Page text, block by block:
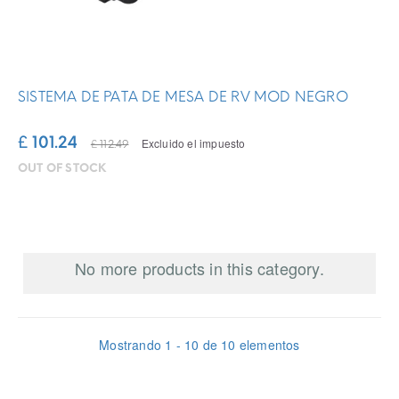
SISTEMA DE PATA DE MESA DE RV MOD NEGRO
£ 101.24 £ 112.49 Excluido el impuesto
OUT OF STOCK
No more products in this category.
Mostrando 1 - 10 de 10 elementos